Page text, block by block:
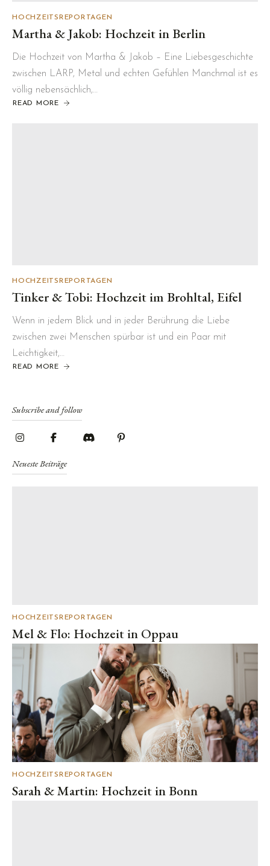
HOCHZEITSREPORTAGEN
Martha & Jakob: Hochzeit in Berlin
Die Hochzeit von Martha & Jakob – Eine Liebesgeschichte
zwischen LARP, Metal und echten Gefühlen Manchmal ist es
völlig nebensächlich,…
READ MORE
ABOUT
HOCHZEITSREPORTAGEN
Tinker & Tobi: Hochzeit im Brohltal, Eifel
Wenn in jedem Blick und in jeder Berührung die Liebe
zwischen zwei Menschen spürbar ist und ein Paar mit
Leichtigkeit,…
READ MORE
ABOUT
IM
BROHLTAL,
EIFEL
Subscribe and follow
Neueste Beiträge
HOCHZEITSREPORTAGEN
Mel & Flo: Hochzeit in Oppau
HOCHZEITSREPORTAGEN
Sarah & Martin: Hochzeit in Bonn